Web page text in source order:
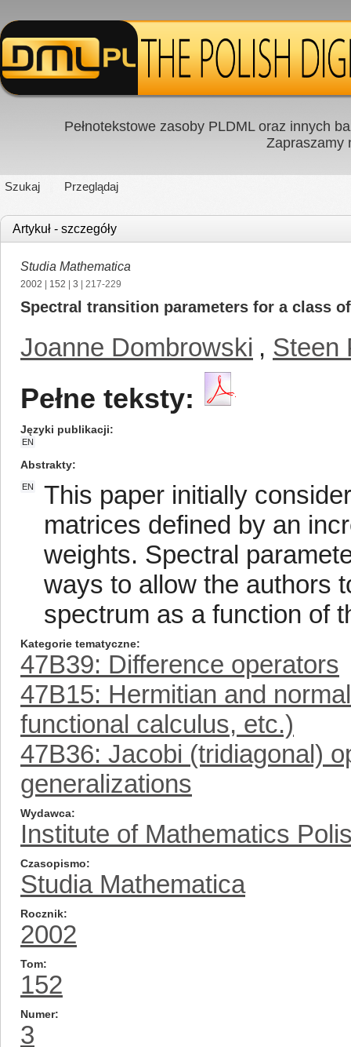
Pełnotekstowe zasoby PLDML oraz innych
Zapraszamy
Szukaj Przeglądaj
Artykuł - szczegóły
Studia Mathematica
2002 152 3 | 217-229
Spectral transition parameters for a class
Joanne Dombrowski , Steen
Pełne teksty:
Języki publikacji
EN
Abstrakty
EN
This paper initially
matrices defined by an
weights. Spectral
ways to allow the authors
spectrum as a function of
Kategorie tematyczne
47B39: Difference operators
47B15: Hermitian and
functional calculus, etc.)
47B36: Jacobi (tridiagonal)
generalizations
Wydawca
Institute of Mathematics
Czasopismo
Studia Mathematica
Rocznik
2002
Tom
152
Numer
3